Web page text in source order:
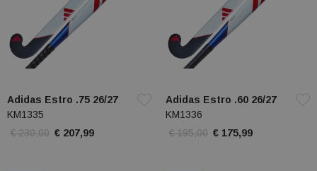
Adidas Estro .75 26/27
KM1335
€ 230,00 € 207,99
Adidas Estro .60 26/27
KM1336
€ 195,00 € 175,99